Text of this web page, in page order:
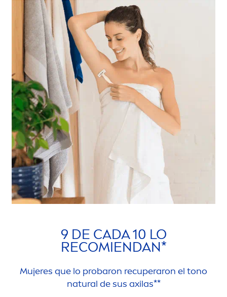
9 DE CADA 10 LO
RECOMIENDAN*
Mujeres que lo probaron recuperaron el tono
natural de sus axilas**